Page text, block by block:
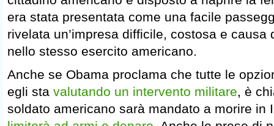
era stata presentata come una facile
rivelata un’impresa difficile, costosa e causa
nello stesso esercito americano.
Anche se Obama proclama che tutte le
egli sta valutando un intervento militare , è
soldato americano sarà mandato a morire in